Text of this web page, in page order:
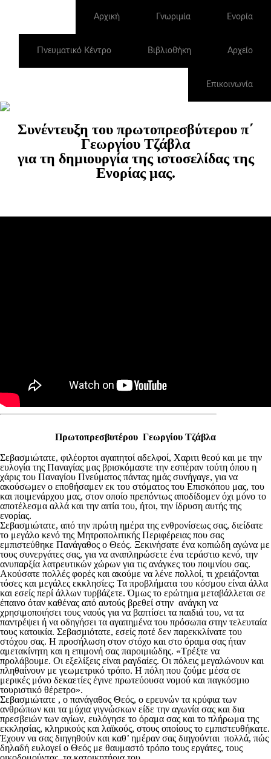
Αρχική Γνωριμία Ενορία
Πνευματικό Κέντρο Βιβλιοθήκη Αρχείο
Επικοινωνία
Συνέντευξη του πρωτοπρεσβύτερου π΄
Γεωργίου Τζάβλα
για τη δημιουργία της ιστοσελίδας της
Ενορίας μας.
Πρωτοπρεσβυτέρου Γεωργίου Τζάβλα
Σεβασμιώτατε, φιλέορτοι αγαπητοί αδελφοί, Χαριτι θεού και με την
ευλογία της Παναγίας μας βρισκόμαστε την εσπέραν τούτη όπου η
χάρις του Παναγίου Πνεύματος πάντας ημάς συνήγαγε, για να
ακούσωμεν ο εποθήσαμεν εκ του στόματος του Επισκόπου μας, του
και ποιμενάρχου μας, στον οποίο πρεπόντως αποδίδομεν όχι μόνο το
αποτέλεσμα αλλά και την αιτία του, ήτοι, την ίδρυση αυτής της
ενορίας.
Σεβασμιώτατε, από την πρώτη ημέρα της ενθρονίσεως σας, διείδατε
το μεγάλο κενό της Μητροπολιτικής Περιφέρειας που σας
εμπιστεύθηκε Πανάγαθος ο Θεός. Ξεκινήσατε ένα κοπιώδη αγώνα με
τους συνεργάτες σας, για να αναπληρώσετε ένα τεράστιο κενό, την
ανυπαρξία λατρευτικών χώρων για τις ανάγκες του ποιμνίου σας.
Ακούσατε πολλές φορές και ακούμε να λένε πολλοί, τι χρειάζονται
τόσες και μεγάλες εκκλησίες; Τα προβλήματα του κόσμου είναι άλλα
και εσείς περί άλλων τυρβάζετε. Όμως το ερώτημα μεταβάλλεται σε
έπαινο όταν καθένας από αυτούς βρεθεί στην ανάγκη να
χρησιμοποιήσει τους ναούς για να βαπτίσει τα παιδιά του, να τα
παντρέψει ή να οδηγήσει τα αγαπημένα του πρόσωπα στην τελευταία
τους κατοικία. Σεβασμιότατε, εσείς ποτέ δεν παρεκκλίνατε του
στόχου σας. Η προσήλωση στον στόχο και στο όραμα σας ήταν
αμετακίνητη και η επιμονή σας παροιμιώδης. «Τρέξτε να
προλάβουμε. Οι εξελίξεις είναι ραγδαίες. Οι πόλεις μεγαλώνουν και
πληθαίνουν με γεωμετρικό τρόπο. Η πόλη που ζούμε μέσα σε
μερικές μόνο δεκαετίες έγινε πρωτεύουσα νομού και παγκόσμιο
τουριστικό θέρετρο».
Σεβασμιώτατε , ο πανάγαθος Θεός, ο ερευνών τα κρύφια των
ανθρώπων και τα μύχια γιγνώσκων είδε την αγωνία σας και δια
πρεσβειών των αγίων, ευλόγησε το όραμα σας και το πλήρωμα της
εκκλησίας, κληρικούς και λαϊκούς, στους οποίους το εμπιστευθήκατε.
Έχουν να σας διηγηθούν και καθ’ ημέραν σας διηγούνται πολλά, πώς
δηλαδή ευλογεί ο Θεός με θαυμαστό τρόπο τους εργάτες, τους